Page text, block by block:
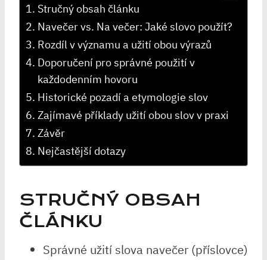
Stručný obsah článku
Navečer vs. ​Na večer: Jaké slovo ​použít?
Rozdíl v‌ významu a užití obou výrazů
Doporučení pro správné použití v
každodenním hovoru
Historické​ pozadí a etymologie slov
Zajímavé ⁤příklady užití obou slov v praxi
Závěr
Nejčastější dotazy
STRUČNÝ OBSAH
ČLÁNKU
Správné užití slova navečer (příslovce)